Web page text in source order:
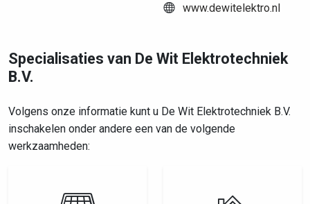
www.dewitelektro.nl
Specialisaties van De Wit Elektrotechniek
B.V.
Volgens onze informatie kunt u De Wit Elektrotechniek B.V.
inschakelen onder andere een van de volgende
werkzaamheden: